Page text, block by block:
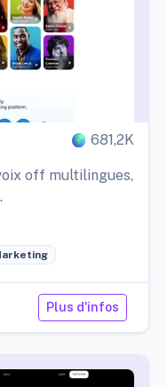
681,2K
off multilingues,
Plus d'infos